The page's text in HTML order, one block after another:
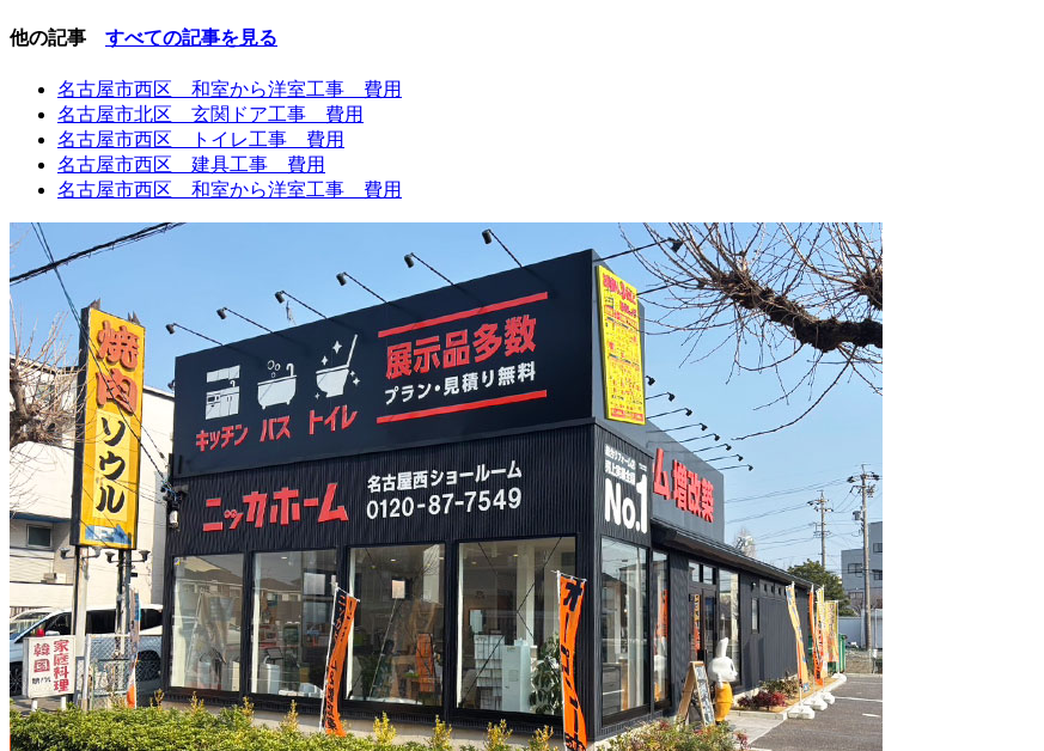
他の記事 すべての記事を見る
名古屋市西区 和室から洋室工事 費用
名古屋市北区 玄関ドア工事 費用
名古屋市西区 トイレ工事 費用
名古屋市西区 建具工事 費用
名古屋市西区 和室から洋室工事 費用